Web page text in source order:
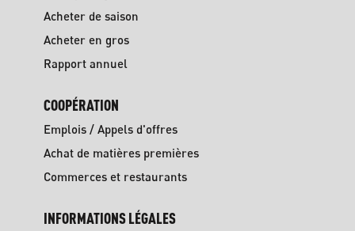
Acheter de saison
Acheter en gros
Rapport annuel
COOPÉRATION
Emplois / Appels d'offres
Achat de matières premières
Commerces et restaurants
INFORMATIONS LÉGALES